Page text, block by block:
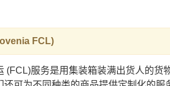
FCL)
(FCL)服务是用集装箱装满出货人的